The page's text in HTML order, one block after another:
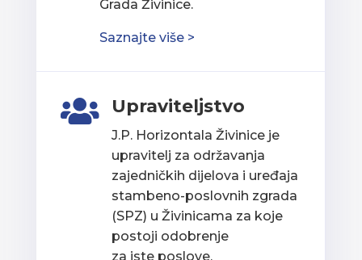
Grada Živinice.
Saznajte više >
 Upraviteljstvo
J.P. Horizontala Živinice je
upravitelj za održavanja
zajedničkih dijelova i uređaja
stambeno-poslovnih zgrada
(SPZ) u Živinicama za koje
postoji odobrenje
za iste poslove.